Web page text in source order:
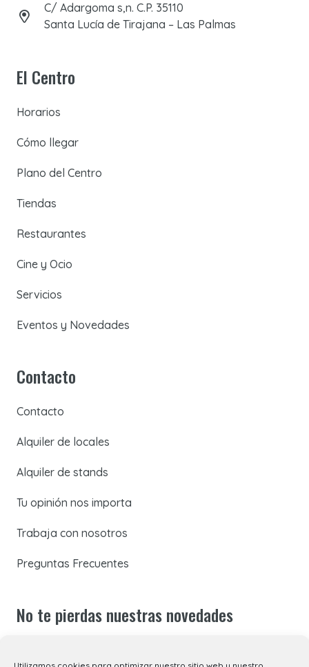
C/ Adargoma s,n. C.P. 35110
Santa Lucía de Tirajana – Las Palmas
El Centro
Horarios
Cómo llegar
Plano del Centro
Tiendas
Restaurantes
Cine y Ocio
Servicios
Eventos y Novedades
Contacto
Contacto
Alquiler de locales
Alquiler de stands
Tu opinión nos importa
Trabaja con nosotros
Preguntas Frecuentes
No te pierdas nuestras novedades